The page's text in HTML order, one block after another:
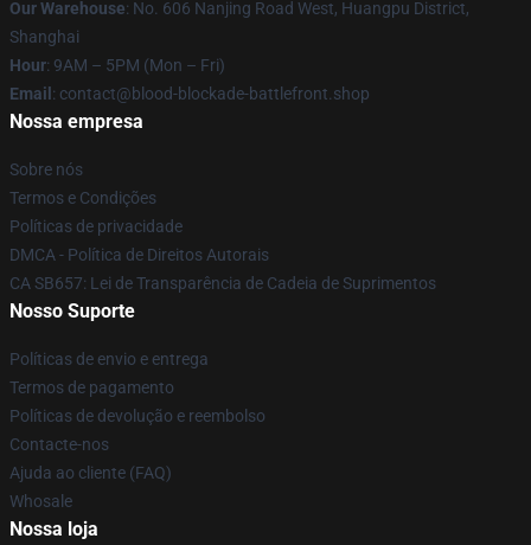
Our Warehouse: No. 606 Nanjing Road West, Huangpu District,
Shanghai
Hour: 9AM – 5PM (Mon – Fri)
Email : contact@blood-blockade-battlefront.shop
Nossa empresa
Sobre nós
Termos e Condições
Políticas de privacidade
DMCA - Política de Direitos Autorais
CA SB657: Lei de Transparência de Cadeia de Suprimentos
Nosso Suporte
Políticas de envio e entrega
Termos de pagamento
Políticas de devolução e reembolso
Contacte-nos
Ajuda ao cliente (FAQ)
Whosale
Nossa loja